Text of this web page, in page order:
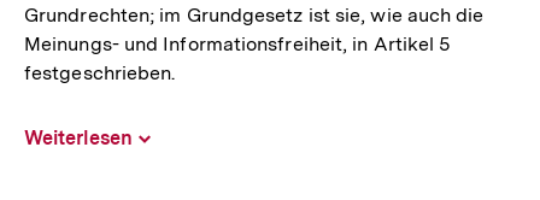
Grundrechten; im Grundgesetz ist sie, wie auch die
Meinungs- und Informationsfreiheit, in Artikel 5
festgeschrieben.
Weiterlesen